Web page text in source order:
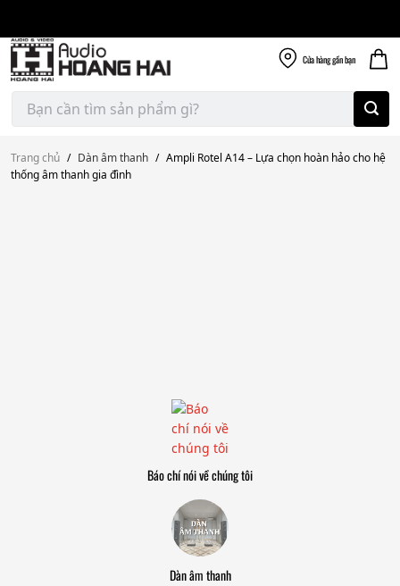
content
Cửa hànggần bạn
Tìm
kiếm:
Trang chủ / Dàn âm thanh / Ampli Rotel A14 – Lựa chọn hoàn hảo cho hệ
thống âm thanh gia đình
Báo chí nói về chúng tôi
Dàn âm thanh